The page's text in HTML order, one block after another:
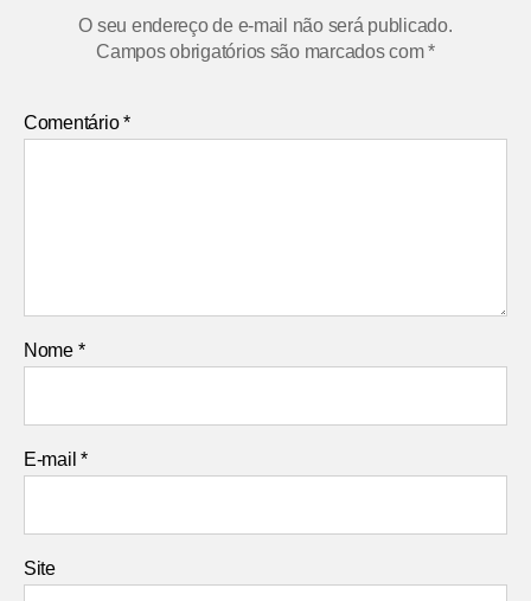
O seu endereço de e-mail não será publicado.
Campos obrigatórios são marcados com*
Comentário*
Nome *
E-mail*
Site